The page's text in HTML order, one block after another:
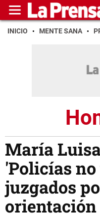
INICIO MENTE SANA
María
'Policías
juzgados